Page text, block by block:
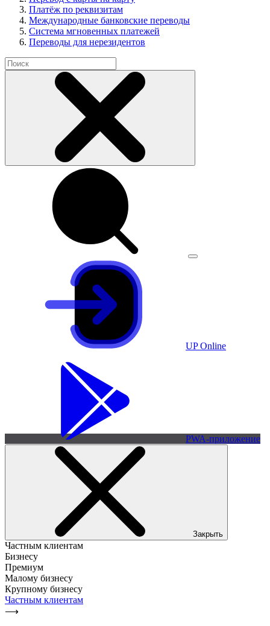
Платёж по реквизитам
Международные банковские переводы
Система мгновенных платежей
Переводы для нерезидентов
UP Online
PWA-приложение
Закрыть
Частным клиентам
Бизнесу
Премиум
Малому бизнесу
Крупному бизнесу
Частным клиентам
⟶